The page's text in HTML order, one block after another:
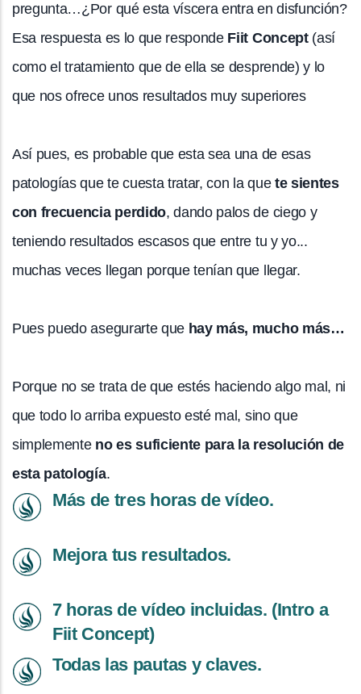
pregunta…¿Por qué esta víscera entra en disfunción?
Esa respuesta es lo que responde Fiit Concept(así
como el tratamiento que de ella se desprende) y lo
que nos ofrece unos resultados muy superiores
Así pues, es probable que esta sea una de esas
patologías que te cuesta tratar, con la quete sientes
con frecuencia perdido, dando palos de ciego y
teniendo resultados escasos que entre tu y yo...
muchas veces llegan porque tenían que llegar.
Pues puedo asegurarte que hay más, mucho más…
Porque no se trata de que estés haciendo algo mal, ni
que todo lo arriba expuesto esté mal, sino que
simplemente no es suficiente para la resolución de
esta patología.
Más de tres horas de vídeo.
Mejora tus resultados.
7 horas de vídeo incluidas. (Intro a
Fiit Concept)
Todas las pautas y claves.